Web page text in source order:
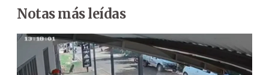
Notas más leídas